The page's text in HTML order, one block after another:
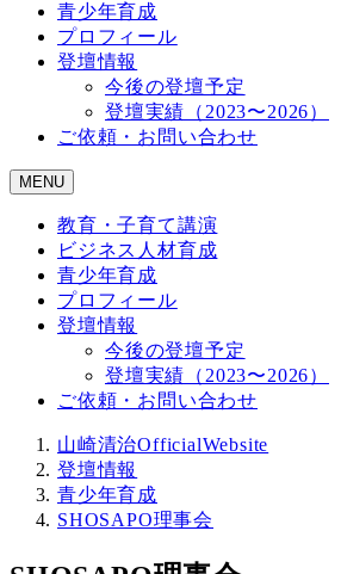
青少年育成
プロフィール
登壇情報
今後の登壇予定
登壇実績（2023〜2026）
ご依頼・お問い合わせ
MENU
教育・子育て講演
ビジネス人材育成
青少年育成
プロフィール
登壇情報
今後の登壇予定
登壇実績（2023〜2026）
ご依頼・お問い合わせ
山崎清治OfficialWebsite
登壇情報
青少年育成
SHOSAPO理事会